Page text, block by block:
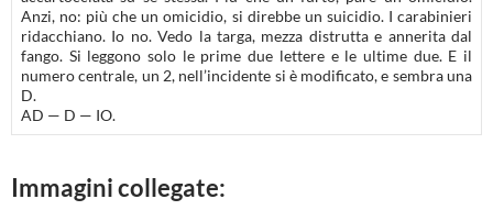
Anzi, no: più che un omicidio, si direbbe un suicidio. I carabinieri
ridacchiano. Io no. Vedo la targa, mezza distrutta e annerita dal
fango. Si leggono solo le prime due lettere e le ultime due. E il
numero centrale, un 2, nell’incidente si è modificato, e sembra una
D.
AD — D — IO.
Immagini collegate: